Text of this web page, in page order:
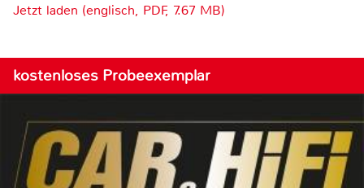
Jetzt laden (englisch, PDF, 7.67 MB)
kostenloses Probeexemplar